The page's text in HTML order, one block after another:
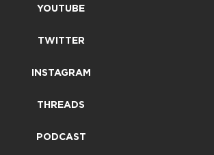
YOUTUBE
TWITTER
INSTAGRAM
THREADS
PODCAST